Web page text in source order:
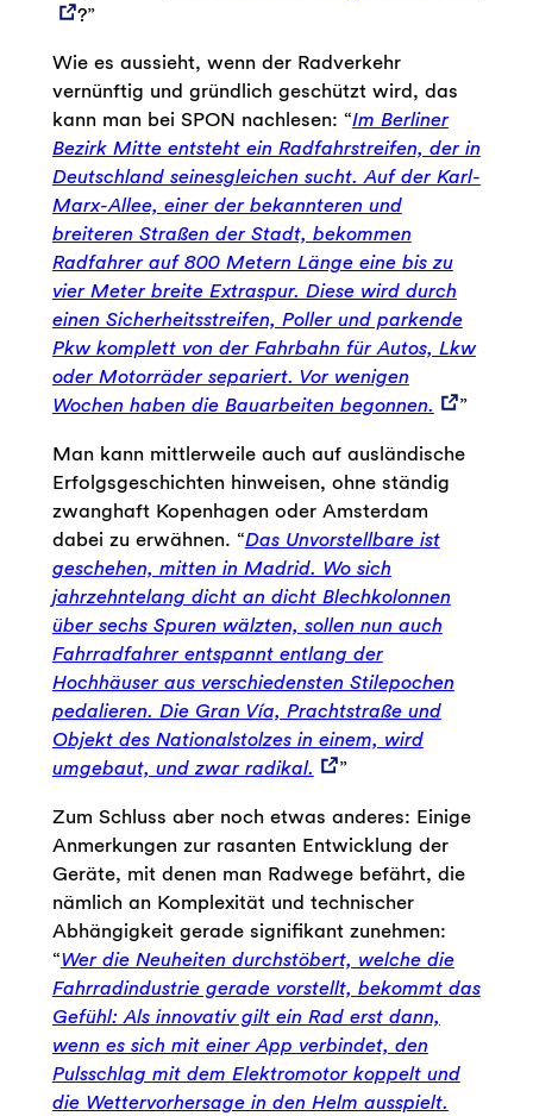
?”
Wie es aussieht, wenn der Radverkehr
vernünftig und gründlich geschützt wird, das
kann man bei SPON nachlesen: “Im Berliner
Bezirk Mitte entsteht ein Radfahrstreifen, der in
Deutschland seinesgleichen sucht. Auf der Karl-
Marx-Allee, einer der bekannteren und
breiteren Straßen der Stadt, bekommen
Radfahrer auf 800 Metern Länge eine bis zu
vier Meter breite Extraspur. Diese wird durch
einen Sicherheitsstreifen, Poller und parkende
Pkw komplett von der Fahrbahn für Autos, Lkw
oder Motorräder separiert. Vor wenigen
Wochen haben die Bauarbeiten begonnen.
”
Man kann mittlerweile auch auf ausländische
Erfolgsgeschichten hinweisen, ohne ständig
zwanghaft Kopenhagen oder Amsterdam
dabei zu erwähnen. “Das Unvorstellbare ist
geschehen, mitten in Madrid. Wo sich
jahrzehntelang dicht an dicht Blechkolonnen
über sechs Spuren wälzten, sollen nun auch
Fahrradfahrer entspannt entlang der
Hochhäuser aus verschiedensten Stilepochen
pedalieren. Die Gran Vía, Prachtstraße und
Objekt des Nationalstolzes in einem, wird
umgebaut, und zwar radikal.
”
Zum Schluss aber noch etwas anderes: Einige
Anmerkungen zur rasanten Entwicklung der
Geräte, mit denen man Radwege befährt, die
nämlich an Komplexität und technischer
Abhängigkeit gerade signifikant zunehmen:
“Wer die Neuheiten durchstöbert, welche die
Fahrradindustrie gerade vorstellt, bekommt das
Gefühl: Als innovativ gilt ein Rad erst dann,
wenn es sich mit einer App verbindet, den
Pulsschlag mit dem Elektromotor koppelt und
die Wettervorhersage in den Helm ausspielt.